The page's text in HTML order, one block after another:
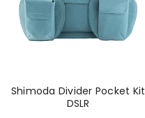
Shimoda Divider Pocket Kit
DSLR